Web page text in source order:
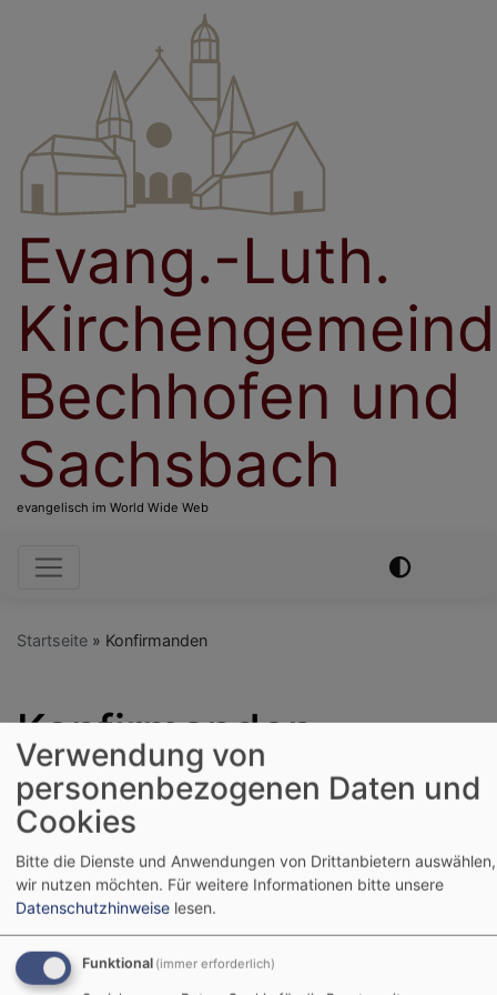
Evang.-Luth.
Bechhofen und
Sachsbach
evangelisch im World Wide Web
Hauptnavigation
Startseite Konfirmanden
Konfirmanden
Präparanden und
Konfirmanden
Verwendung von
personenbezogenen Daten und
Cookies
Bitte die Dienste und Anwendungen von Drittanbietern
wir nutzen möchten. Für weitere Informationen bitte unsere
Datenschutzhinweise lesen.
Funktional (immer erforderlich)